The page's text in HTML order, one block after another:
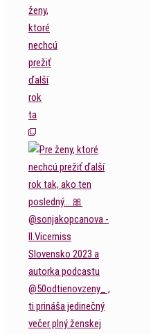
ženy,
ktoré
nechcú
prežiť
ďalší
rok
ta